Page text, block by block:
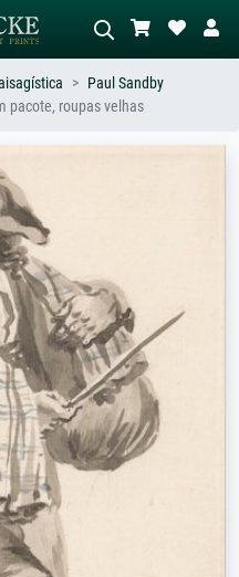
abstrato com muito vermelho, pintura
a óleo escura, nu em pé ao lado de
Paul Sandby
pacote, roupas velhas